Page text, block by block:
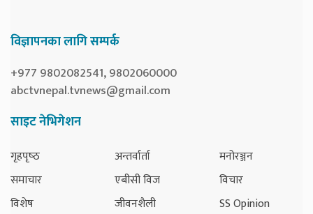
विज्ञापनका लागि सम्पर्क
+977 9802082541, 9802060000
abctvnepal.tvnews@gmail.com
साइट नेभिगेशन
गृहपृष्‍ठ
समाचार
विशेष
अन्तर्वार्ता
एबीसी विज
जीवनशैली
मनोरञ्जन
विचार
SS Opinion